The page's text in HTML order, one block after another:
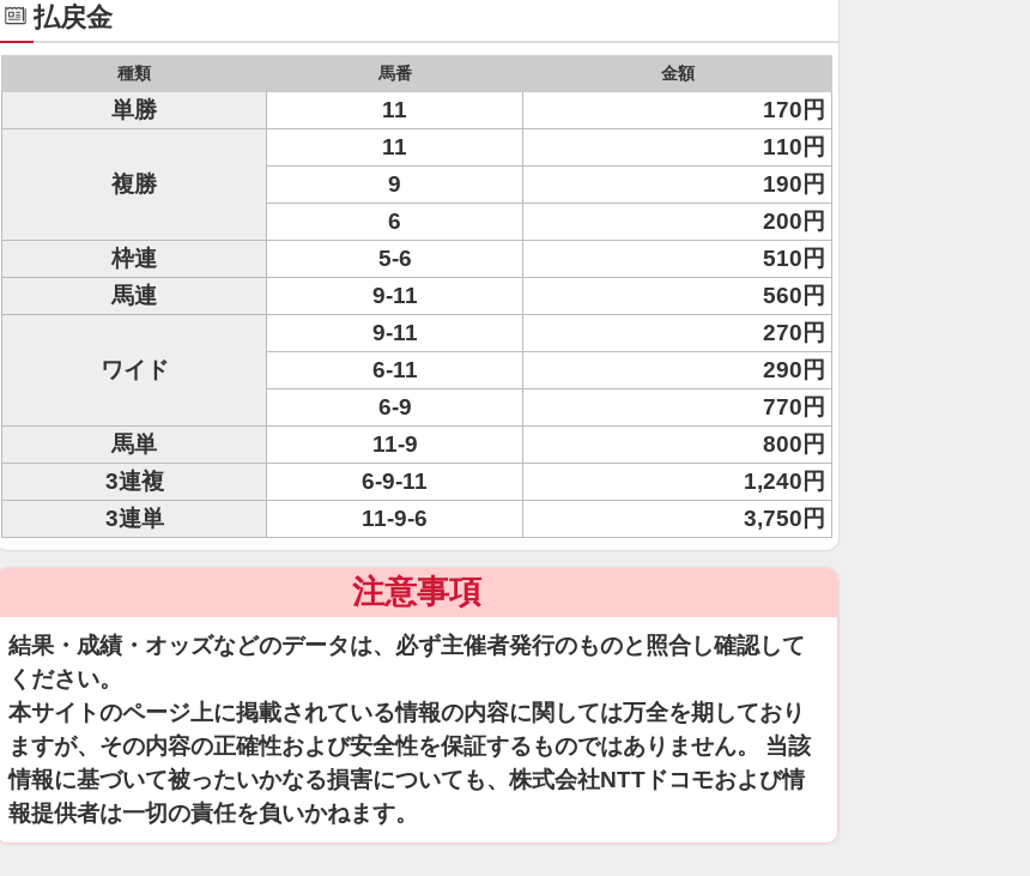
払戻金
種類 馬番 金額
単勝 11 170円
複勝
11
110円
9
190円
6
200円
枠連
5-6
510円
馬連
9-11 560円
ワイド
9-11
270円
6-11
290円
6-9
770円
馬単
11-9
800円
3連複
6-9-11
1,240円
3連単
11-9-6 3,750円
注意事項
結果・成績・オッズなどのデータは、必ず主催者発行のものと照合し確認して
ください。
本サイトのページ上に掲載されている情報の内容に関しては万全を期しており
ますが、その内容の正確性および安全性を保証するものではありません。 当該
情報に基づいて被ったいかなる損害についても、株式会社NTTドコモおよび情
報提供者は一切の責任を負いかねます。